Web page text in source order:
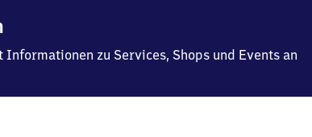
zu Services, Shops und Events an